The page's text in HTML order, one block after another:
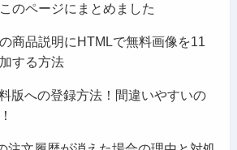
のページにまとめました
商品説明にHTMLで無料画像を11
する方法
版への登録方法！間違いやすいの